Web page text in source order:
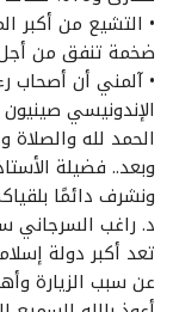
• التشيع من أكبر
ضخمة تنفق من
• آلمني أن أصحاب
الإندونيسي
الحمد لله
وبعد.. فضيلة
ونشرف دائمًا
د. راغب السرجاني
تعد أكبر دولة
عن سبب الزيارة